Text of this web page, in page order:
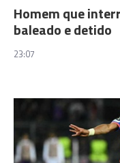
Homem que
baleado e detido
23:07